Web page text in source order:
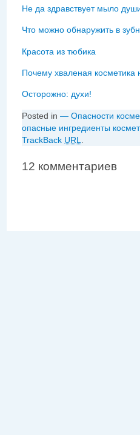
Не да здравствует мыло
Что можно обнаружить в
Красота из тюбика
Почему хваленая косметика
Осторожно: духи!
Posted in — Опасности
опасные ингредиенты
TrackBack URL
12 комментариев